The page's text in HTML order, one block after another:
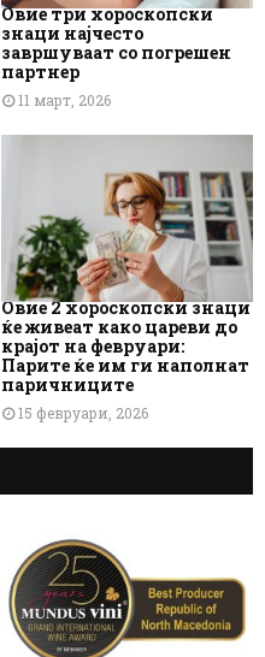
Овие три хороскопски
знаци најчесто
завршуваат со погрешен
партнер
11 март, 2026
Овие 2 хороскопски знаци
ќе живеат како цареви до
крајот на февруари:
Парите ќе им ги наполнат
паричниците
15 февруари, 2026